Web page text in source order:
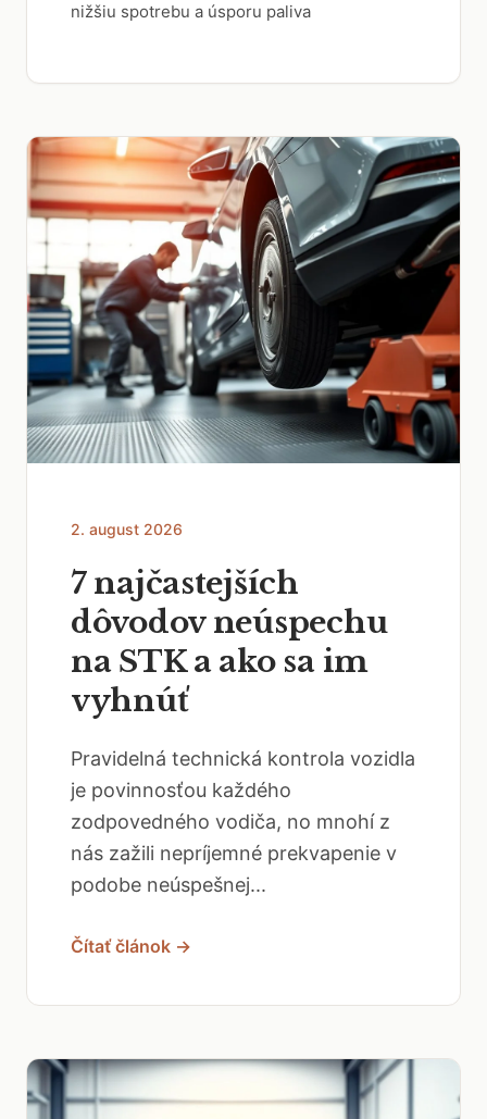
nižšiu spotrebu a úsporu paliva
2. august 2026
7 najčastejších
dôvodov neúspechu
na STK a ako sa im
vyhnúť
Pravidelná technická kontrola vozidla
je povinnosťou každého
zodpovedného vodiča, no mnohí z
nás zažili nepríjemné prekvapenie v
podobe neúspešnej...
Čítať článok →